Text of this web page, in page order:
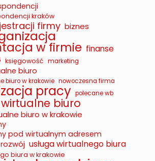
kraków
firmy biznes
w firmie finanse
księgowość marketing
biuro
biuro w krakowie nowoczesna firma
pracy polecane wb
biuro
biuro w krakowie
pod wirtualnym adresem
rozwój usługa wirtualnego biura
biura w krakowie